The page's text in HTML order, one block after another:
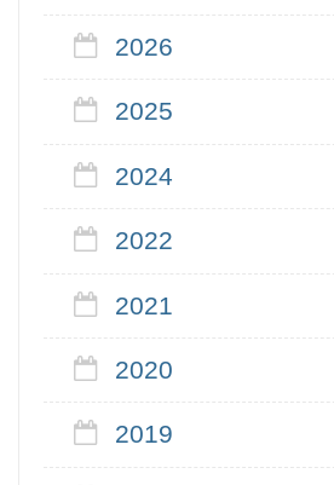
2026
2025
2024
2022
2021
2020
2019